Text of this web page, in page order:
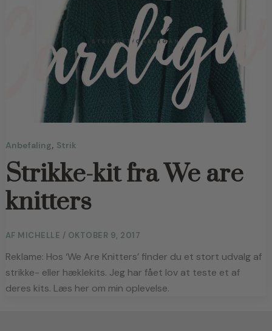
Anbefaling, Strik
Strikke-kit fra We are
knitters
AF MICHELLE / OKTOBER 9, 2017
Reklame: Hos ‘We Are Knitters’ finder du et stort udvalg af
strikke- eller hæklekits. Jeg har fået lov at teste et af
deres kits. Læs her om min oplevelse.